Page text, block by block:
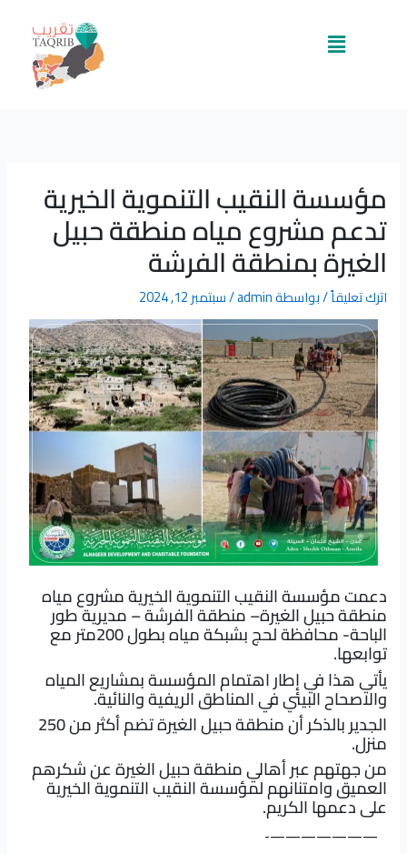
القائمة
مؤسسة النقيب التنموية الخيرية
تدعم مشروع مياه منطقة حبيل
الغيرة بمنطقة الفرشة
اترك تعليقاً/ بواسطةadmin
/سبتمبر 12, 2024
دعمت مؤسسة النقيب التنموية الخيرية مشروع مياه
منطقة حبيل الغيرة– منطقة الفرشة – مديرية طور
الباحة- محافظة لحج بشبكة مياه بطول 200متر مع
توابعها.
يأتي هذا في إطار اهتمام المؤسسة بمشاريع المياه
والاصحاح البيئي في المناطق الريفية والنائية.
الجدير بالذكر أن منطقة حبيل الغيرة تضم أكثر من 250
منزل.
من جهتهم عبر أهالي منطقة حبيل الغيرة عن شكرهم
العميق وامتنانهم لمؤسسة النقيب التنموية الخيرية
على دعمها الكريم.
———————-